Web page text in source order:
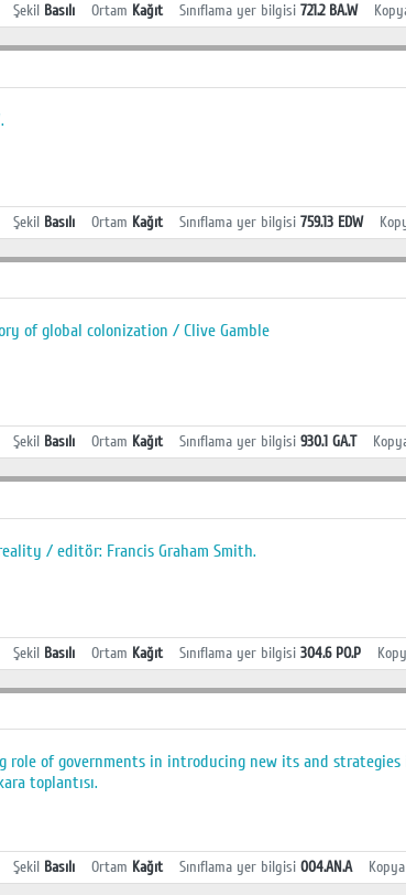
Şekil Basılı Ortam Kağıt Sınıflama yer bilgisi 721.2 BA.W
Şekil Basılı Ortam Kağıt Sınıflama yer bilgisi 759.13 EDW
of global colonization / Clive Gamble
Şekil Basılı Ortam Kağıt Sınıflama yer bilgisi 930.1 GA.T
/ editör: Francis Graham Smith.
Şekil Basılı Ortam Kağıt Sınıflama yer bilgisi 304.6 PO.P
role of governments in introducing new its and
toplantısı.
Şekil Basılı Ortam Kağıt Sınıflama yer bilgisi 004.AN.A Kopya